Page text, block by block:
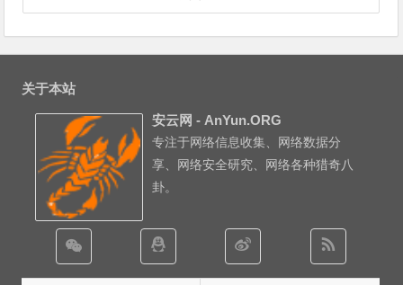
关于本站
安云网 - AnYun.ORG
专注于网络信息收集、网络数据分
享、网络安全研究、网络各种猎奇八
卦。